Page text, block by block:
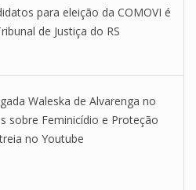
para eleição da COMOVI é
de Justiça do RS
Waleska de Alvarenga no
sobre Feminicídio e Proteção
no Youtube